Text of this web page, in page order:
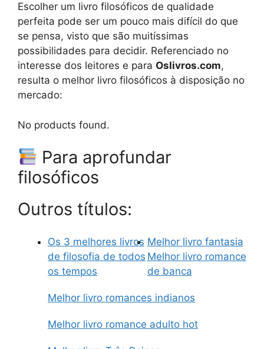
Escolher um livro filosóficos de qualidade
perfeita pode ser um pouco mais difícil do que
se pensa, visto que são muitíssimas
possibilidades para decidir. Referenciado no
interesse dos leitores e para Oslivros.com,
resulta o melhor livro filosóficos à disposição no
mercado:
No products found.
Para aprofundar
filosóficos
Outros títulos:
Os 3 melhores livros
de filosofia de todos
os tempos
Melhor livro fantasia
Melhor livro romance
de banca
Melhor livro romances indianos
Melhor livro romance adulto hot